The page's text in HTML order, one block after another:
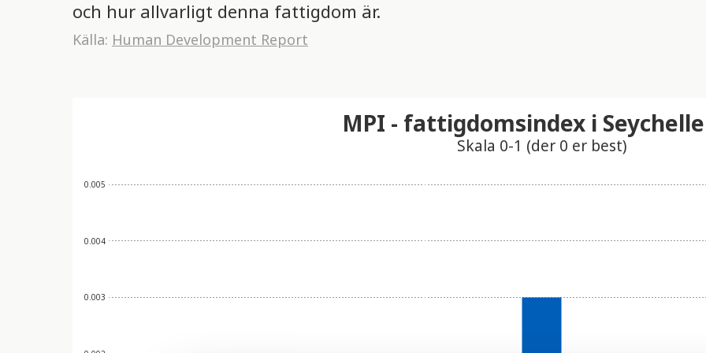
och hur allvarligt denna fattigdom är.
Källa: Human Development Report
0.003
0.004
0.005
MPI - fattigdomsindex i
Skala 0-1 (der 0 er best)